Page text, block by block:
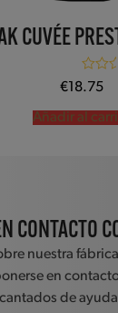
CUVÉE
5.00
€ 18.75
Añadir al
CONTACTO
nuestra
en
de